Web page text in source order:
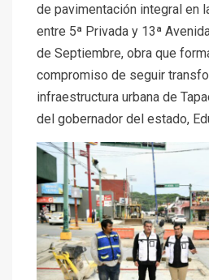
de pavimentación integral en
entre 5ª Privada y 13ª
de Septiembre, obra que
compromiso de seguir
infraestructura urbana de
del gobernador del estado,